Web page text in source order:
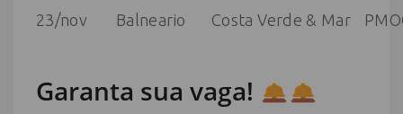
23/nov Balneario Costa Verde & Mar
Garanta sua vaga!